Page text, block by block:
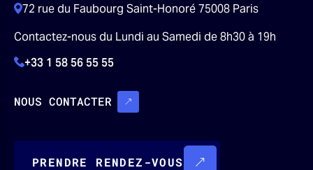
72 rue du Faubourg Saint-Honoré 75008 Paris
Contactez-nous du Lundi au Samedi de 8h30 à 19h
+33 1 58 56 55 55
NOUS CONTACTER
PRENDRE RENDEZ-VOUS